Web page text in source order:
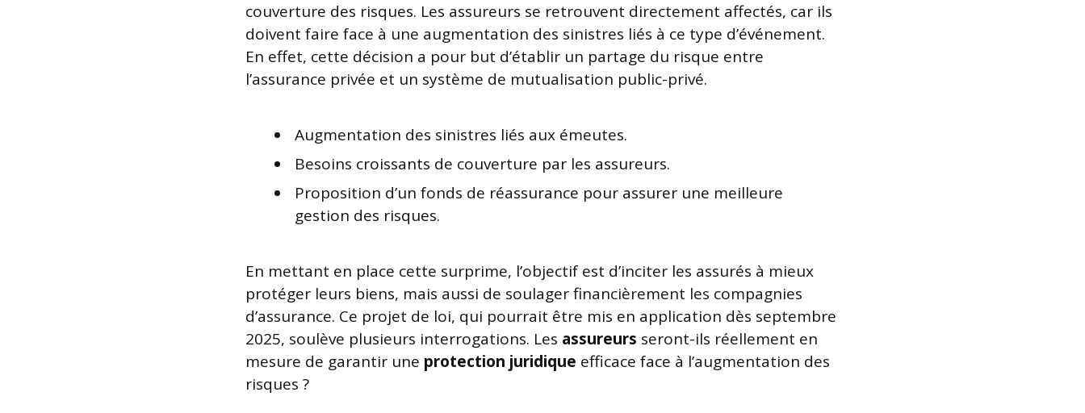
couverture des risques. Les assureurs se retrouvent directement affectés, car ils
doivent faire face à une augmentation des sinistres liés à ce type d’événement.
En effet, cette décision a pour but d’établir un partage du risque entre
l’assurance privée et un système de mutualisation public-privé.
Augmentation des sinistres liés aux émeutes.
Besoins croissants de couverture par les assureurs.
Proposition d’un fonds de réassurance pour assurer une meilleure
gestion des risques.
En mettant en place cette surprime, l’objectif est d’inciter les assurés à mieux
protéger leurs biens, mais aussi de soulager financièrement les compagnies
d’assurance. Ce projet de loi, qui pourrait être mis en application dès septembre
2025, soulève plusieurs interrogations. Les assureurs seront-ils réellement en
mesure de garantir une protection juridique efficace face à l’augmentation des
risques ?